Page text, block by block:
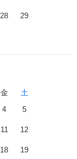
28 29
金
土
4 5
11 12
18 19